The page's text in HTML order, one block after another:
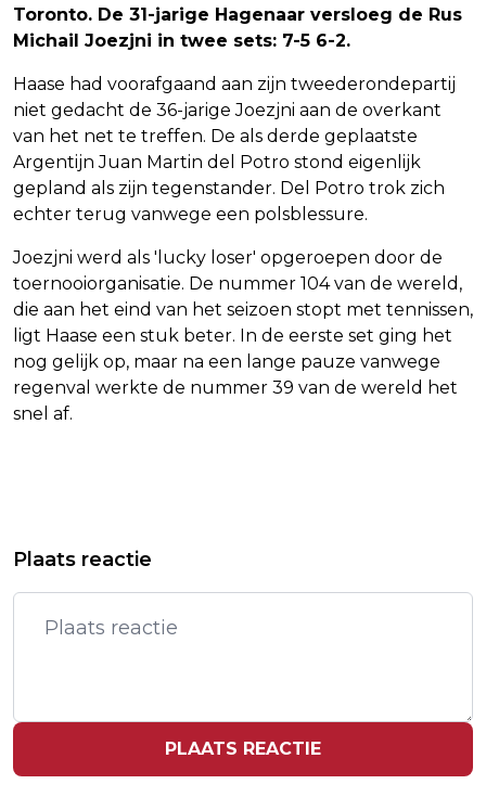
Toronto. De 31-jarige Hagenaar versloeg de Rus
Michail Joezjni in twee sets: 7-5 6-2.
Haase had voorafgaand aan zijn tweederondepartij
niet gedacht de 36-jarige Joezjni aan de overkant
van het net te treffen. De als derde geplaatste
Argentijn Juan Martin del Potro stond eigenlijk
gepland als zijn tegenstander. Del Potro trok zich
echter terug vanwege een polsblessure.
Joezjni werd als 'lucky loser' opgeroepen door de
toernooiorganisatie. De nummer 104 van de wereld,
die aan het eind van het seizoen stopt met tennissen,
ligt Haase een stuk beter. In de eerste set ging het
nog gelijk op, maar na een lange pauze vanwege
regenval werkte de nummer 39 van de wereld het
snel af.
GEGAAN
NEDERLANDER (21) VERONGELUKT IN
THAILAND
Plaats reactie
PLAATS REACTIE